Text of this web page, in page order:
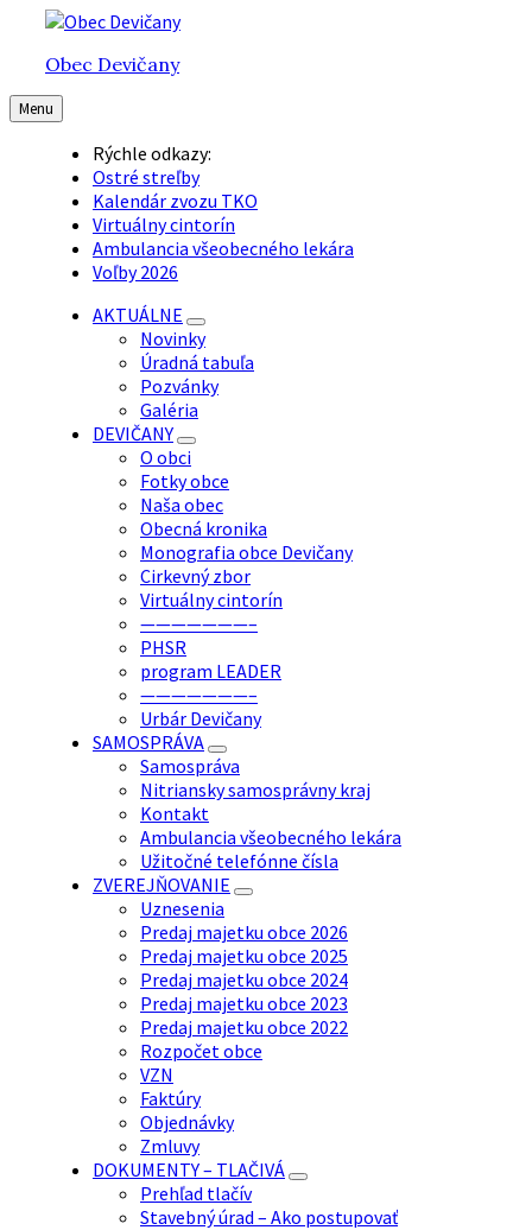
Preskočiť
obsah
Preskočiť
hlavnú
navigáciu
Preskočiť
pätičkuObec Devičany
Menu
Rýchle odkazy:
Ostré streľby
Kalendár zvozu TKO
Virtuálny cintorín
Ambulancia všeobecného lekára
Voľby 2026
AKTUÁLNE
Novinky
Úradná tabuľa
Pozvánky
Galéria
DEVIČANY
O obci
Fotky obce
Naša obec
Obecná kronika
Monografia obce Devičany
Cirkevný zbor
Virtuálny cintorín
———————–
PHSR
program LEADER
———————–
Urbár Devičany
SAMOSPRÁVA
Samospráva
Nitriansky samosprávny kraj
Kontakt
Ambulancia všeobecného lekára
Užitočné telefónne čísla
ZVEREJŇOVANIE
Uznesenia
Predaj majetku obce 2026
Predaj majetku obce 2025
Predaj majetku obce 2024
Predaj majetku obce 2023
Predaj majetku obce 2022
Rozpočet obce
VZN
Faktúry
Objednávky
Zmluvy
DOKUMENTY – TLAČIVÁ
Prehľad tlačív
Stavebný úrad – Ako postupovať